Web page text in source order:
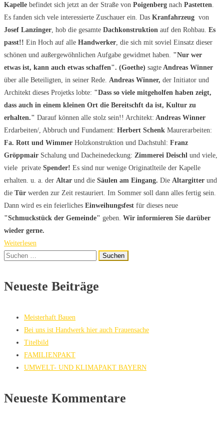
Kapelle befindet sich jetzt an der Straße von Poigenberg nach Pastetten
Es fanden sich vele interessierte Zuschauer ein. Das Kranfahrzeug von
Josef Lanzinger , hob die gesamte Dachkonstruktion auf den Rohbau. Es
passt!! Ein Hoch auf alle Handwerker , die sich mit soviel Einsatz dieser
schönen und außergewöhnlichen Aufgabe gewidmet haben. "Nur wer
etwas ist, kann auch etwas schaffen". (Goethe) sagte Andreas Winner
über alle Beteiligten, in seiner Rede. Andreas Winner, der Initiator und
Architekt dieses Projetks lobte: "Dass so viele mitgeholfen haben zeigt,
dass auch in einem kleinen Ort die Bereitschft da ist, Kultur zu
erhalten." Darauf können alle stolz sein!! Architekt: Andreas Winner
Erdarbeiten/, Abbruch und Fundament: Herbert Schenk Maurerarbeiten:
Fa. Rott und Wimmer Holzkonstruktion und Dachstuhl: Franz
Gröppmair Schalung und Dacheinedeckung: Zimmerei Deischl und viele,
viele private Spender! Es sind nur wenige Originatlteile der Kapelle
erhalten. u. a. der Altar und die Säulen am Eingang. Die Altargitter und
die Tür werden zur Zeit restauriert. Im Sommer soll dann alles fertig sein.
Dann wird es ein feierliches Einweihungsfest für dieses neue
"Schmuckstück der Gemeinde" geben. Wir informieren Sie darüber
wieder gerne.
Weiterlesen
Suchen
Neueste Beiträge
Meisterhaft Bauen
Bei uns ist Handwerk hier auch Frauensache
Titelbild
FAMILIENPAKT
UMWELT- UND KLIMAPAKT BAYERN
Neueste Kommentare